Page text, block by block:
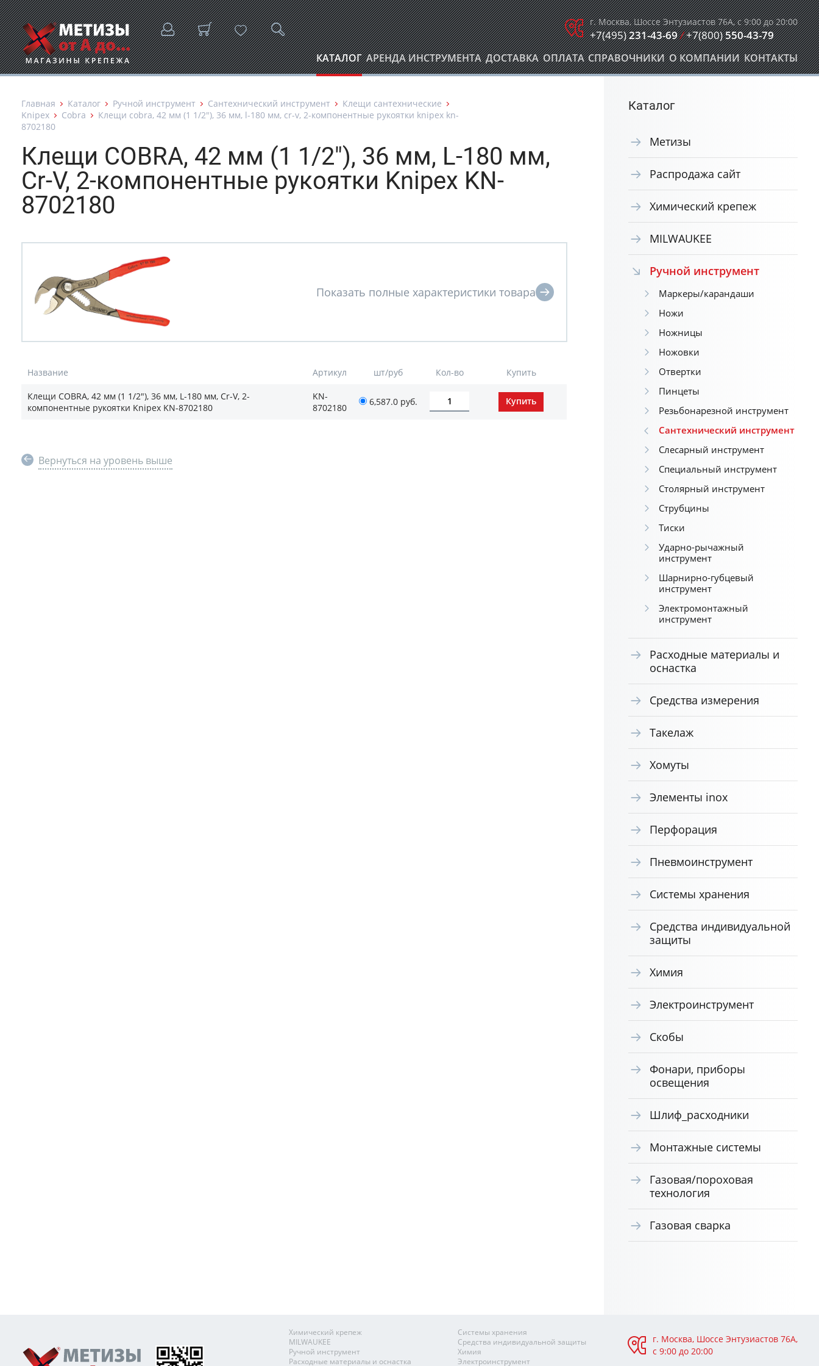
г. Москва, Шоссе Энтузиастов 76А, с 9:00 до 20:00
+7(495)231-43-69/+7(800)550-43-79
КАТАЛОГ АРЕНДА ИНСТРУМЕНТА ДОСТАВКА ОПЛАТА СПРАВОЧНИКИ О КОМПАНИИ КОНТАКТЫ
Главная Каталог Ручной инструмент Сантехнический инструмент
Клещи сантехнические
Knipex
Cobra
Клещи cobra, 42 мм (1 1/2"), 36 мм, l-180 мм, cr-v, 2-компонентные рукоятки knipex kn-
8702180
Клещи COBRA, 42 мм (1 1/2"), 36 мм, L-180 мм,
Cr-V, 2-компонентные рукоятки Knipex KN-
8702180
Название Артикул шт/руб Кол-во Купить
Клещи COBRA, 42 мм (1 1/2"), 36 мм, L-180 мм, Cr-V, 2-
компонентные рукоятки Knipex KN-8702180
KN-
8702180
6,587.0 руб.
Вернуться на уровень выше
Каталог
Метизы
Распродажа сайт
Химический крепеж
MILWAUKEE
Ручной инструмент
Маркеры/карандаши
Ножи
Ножницы
Ножовки
Отвертки
Пинцеты
Резьбонарезной инструмент
Сантехнический инструмент
Слесарный инструмент
Специальный инструмент
Столярный инструмент
Струбцины
Тиски
Ударно-рычажный
инструмент
Шарнирно-губцевый
инструмент
Электромонтажный
инструмент
Расходные материалы и
оснастка
Средства измерения
Такелаж
Хомуты
Элементы inox
Перфорация
Пневмоинструмент
Системы хранения
Средства индивидуальной
защиты
Химия
Электроинструмент
Скобы
Фонари, приборы
освещения
Шлиф_расходники
Монтажные системы
Газовая/пороховая
технология
Газовая сварка
Химический крепеж
MILWAUKEE
Ручной инструмент
Расходные материалы и оснастка
Системы хранения
Средства индивидуальной защиты
Химия
Электроинструмент
г. Москва, Шоссе Энтузиастов 76А,
с 9:00 до 20:00